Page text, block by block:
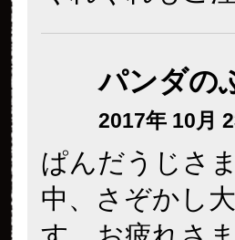
2017年 10月
台風が気にな
台風の風の音
リー君のおし
ンシャンちゃ